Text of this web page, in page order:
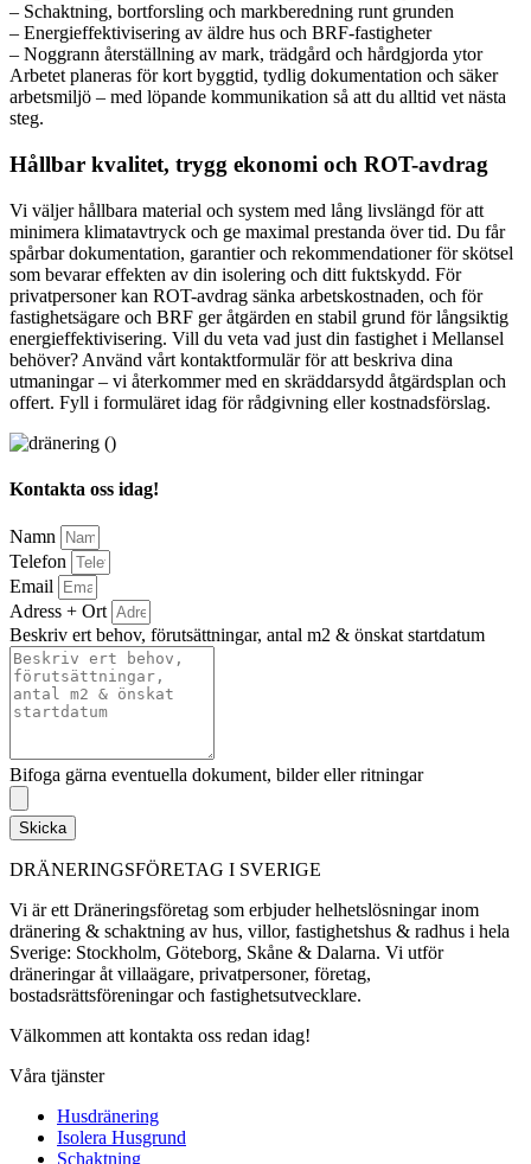
– Schaktning, bortforsling och markberedning runt grunden
– Energieffektivisering av äldre hus och BRF-fastigheter
– Noggrann återställning av mark, trädgård och hårdgjorda ytor
Arbetet planeras för kort byggtid, tydlig dokumentation och säker
arbetsmiljö – med löpande kommunikation så att du alltid vet nästa
steg.
Hållbar kvalitet, trygg ekonomi och ROT-avdrag
Vi väljer hållbara material och system med lång livslängd för att
minimera klimatavtryck och ge maximal prestanda över tid. Du får
spårbar dokumentation, garantier och rekommendationer för skötsel
som bevarar effekten av din isolering och ditt fuktskydd. För
privatpersoner kan ROT-avdrag sänka arbetskostnaden, och för
fastighetsägare och BRF ger åtgärden en stabil grund för långsiktig
energieffektivisering. Vill du veta vad just din fastighet i Mellansel
behöver? Använd vårt kontaktformulär för att beskriva dina
utmaningar – vi återkommer med en skräddarsydd åtgärdsplan och
offert. Fyll i formuläret idag för rådgivning eller kostnadsförslag.
Kontakta oss idag!
Namn
Telefon
Email
Adress + Ort
Beskriv ert behov, förutsättningar, antal m2 & önskat startdatum
Bifoga gärna eventuella dokument, bilder eller ritningar
Skicka
DRÄNERINGSFÖRETAG I SVERIGE
Vi är ett Dräneringsföretag som erbjuder helhetslösningar inom
dränering & schaktning av hus, villor, fastighetshus & radhus i hela
Sverige: Stockholm, Göteborg, Skåne & Dalarna. Vi utför
dräneringar åt villaägare, privatpersoner, företag,
bostadsrättsföreningar och fastighetsutvecklare.
Välkommen att kontakta oss redan idag!
Våra tjänster
Husdränering
Isolera Husgrund
Schaktning